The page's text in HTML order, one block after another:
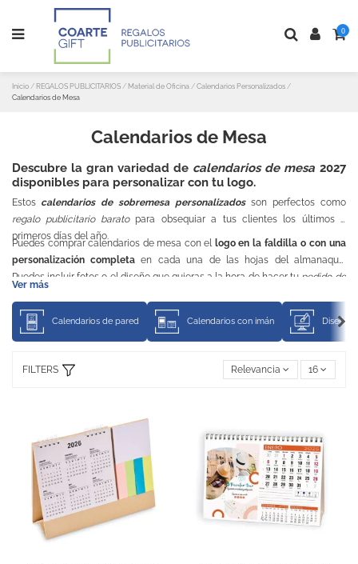
0
Inicio REGALOS PUBLICITARIOS Material de Oficina
Calendarios Personalizados
Calendarios de Mesa
Calendarios de Mesa
Descubre la gran variedad de calendarios de mesa 2027
disponibles para personalizar con tu logo.
Estos calendarios de sobremesa personalizadosson perfectos como
regalo publicitario baratopara obsequiar a tus clientes los últimos o
primeros días del año.
Puedes comprar calendarios de mesa con el logo en la faldilla o con una
personalización completa en cada una de las hojas del almanaque.
Puedes incluir fotos o el diseño que quieras a la hora de hacer tu pedido de
Ver más
Calendarios de pared Calendarios con imán Diseña
FILTERS Relevancia 16